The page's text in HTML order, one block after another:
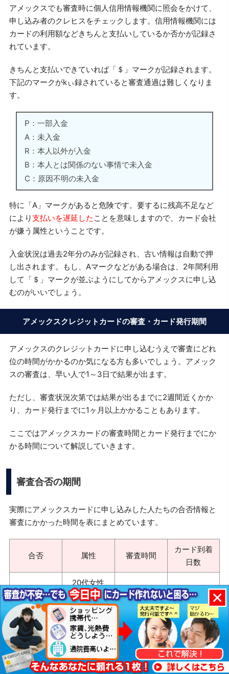
アメックスでも審査時に個人信用情報機関に照会をかけて、
申し込み者のクレヒスをチェックします。信用情報機関には
カードの利用額などきちんと支払いしているか否かが記録さ
れています。
きちんと支払いできていれば「＄」マークが記録されます。
下記のマークがkぃ録されていると審査通過は難しくなりま
す。
P：一部入金
A：未入金
R：本人以外が入金
B：本人とは関係のない事情で未入金
C：原因不明の未入金
特に「A」マークがあると危険です。要するに残高不足など
により支払いを遅延した ことを意味しますので、カード会社
が嫌う属性ということです。
入金状況は過去2年分のみが記録され、古い情報は自動で押
し出されます。もし、Aマークなどがある場合は、2年間利用
して「＄」マークが並ぶようにしてからアメックスに申し込
むのがいいでしょう。
アメックスクレジットカードの審査・カード発行期間
アメックスのクレジットカードに申し込むうえで審査にどれ
位の時間がかかるのか気になる方も多いでしょう。アメック
スの審査は、早い人で1～3日で結果が出ます。
ただし、審査状況次第では結果が出るまでに2週間近くかか
り、カード発行までに1ヶ月以上かかることもあります。
ここではアメックスカードの審査時間とカード発行までにか
かる時間について解説していきます。
審査合否の期間
実際にアメックスカードに申し込みした人たちの合否情報と
審査にかかった時間を表にまとめています。
合否 属性 審査時間
カード到着
日数
合格
20代女性
会社員
6日 19日
30代男性
会社員
2日 5日
40代男性
個人事業主
1日 4日
close